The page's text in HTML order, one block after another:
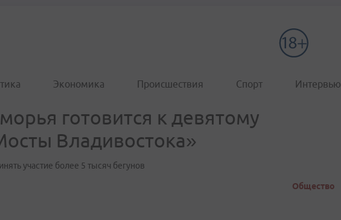
Экономика Происшествия Спорт Интервью
готовится к девятому
Владивостока»
участие более 5 тысяч бегунов
Общество